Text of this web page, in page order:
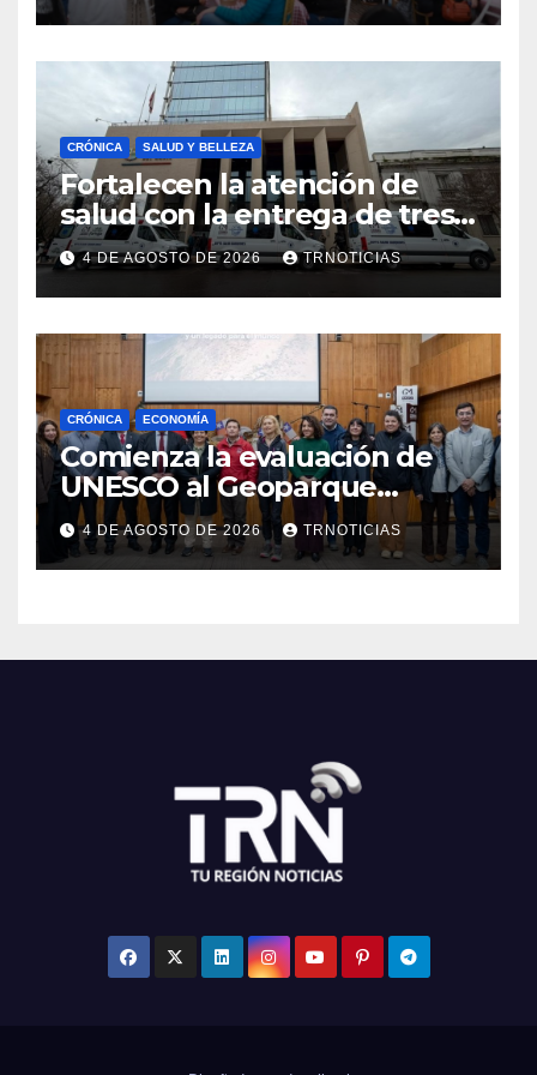
emprendimiento
CRÓNICA SALUD Y BELLEZA
Fortalecen la atención de
salud con la entrega de tres
nuevas ambulancias para
Cauquenes y Sagrada Familia
4 DE AGOSTO DE 2026 TRNOTICIAS
CRÓNICA ECONOMÍA
Comienza la evaluación de
UNESCO al Geoparque
Aspirante Pillanmapu en el
Maule
4 DE AGOSTO DE 2026 TRNOTICIAS